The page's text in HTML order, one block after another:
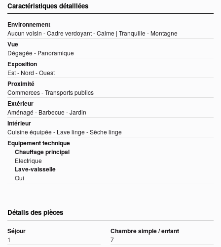
Caractéristiques détaillées
Environnement
Aucun voisin - Cadre verdoyant - Calme | Tranquille - Montagne
Vue
Dégagée - Panoramique
Exposition
Est - Nord - Ouest
Proximité
Commerces - Transports publics
Extérieur
Aménagé - Barbecue - Jardin
Intérieur
Cuisine équipée - Lave linge - Sèche linge
Equipement technique
Chauffage principal
Electrique
Lave-vaisselle
Oui
Détails des pièces
Séjour
1
Chambre simple / enfant
7